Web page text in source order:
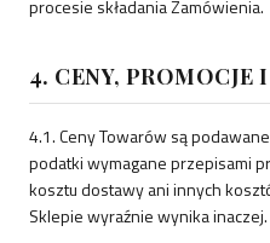
procesie składania Zamówienia.
4. CENY, PROMOCJE
4.1. Ceny Towarów są
podatki wymagane przepisami
kosztu dostawy ani innych
Sklepie wyraźnie wynika inaczej.